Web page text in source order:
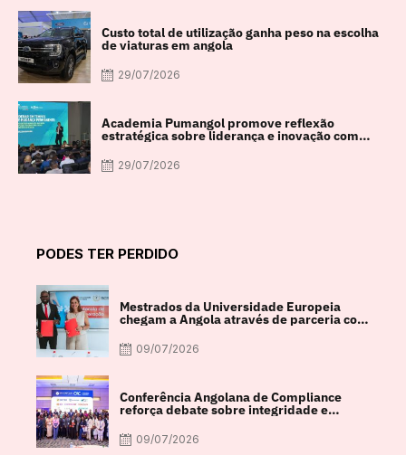
Custo total de utilização ganha peso na escolha
de viaturas em angola
29/07/2026
Academia Pumangol promove reflexão
estratégica sobre liderança e inovação com
especialista internacional Nadim Habib
29/07/2026
PODES TER PERDIDO
Mestrados da Universidade Europeia
chegam a Angola através de parceria com
a FACUL
09/07/2026
Conferência Angolana de Compliance
reforça debate sobre integridade e
crescimento económico
09/07/2026